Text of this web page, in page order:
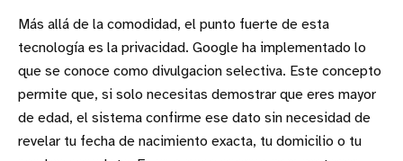
Más allá de la comodidad, el punto fuerte de esta
tecnología es la privacidad. Google ha implementado lo
que se conoce como divulgacion selectiva. Este concepto
permite que, si solo necesitas demostrar que eres mayor
de edad, el sistema confirme ese dato sin necesidad de
revelar tu fecha de nacimiento exacta, tu domicilio o tu